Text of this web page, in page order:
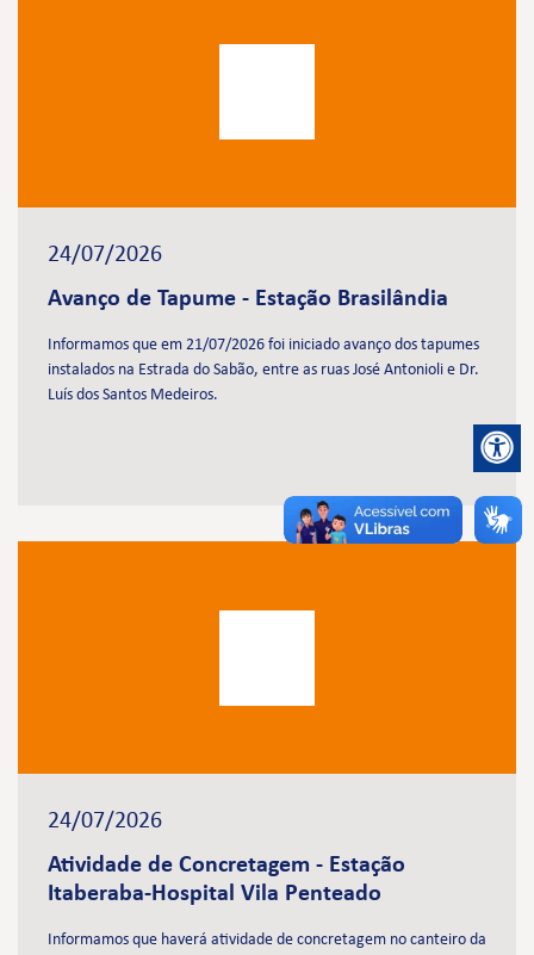
24/07/2026
Avanço de Tapume - Estação Brasilândia
Informamos que em 21/07/2026 foi iniciado avanço dos tapumes
instalados na Estrada do Sabão, entre as ruas José Antonioli e Dr.
Luís dos Santos Medeiros.
24/07/2026
Atividade de Concretagem - Estação
Itaberaba-Hospital Vila Penteado
Informamos que haverá atividade de concretagem no canteiro da